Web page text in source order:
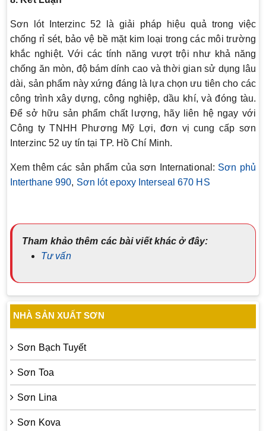
Sơn lót Interzinc 52 là giải pháp hiệu quả trong việc
chống rỉ sét, bảo vệ bề mặt kim loại trong các môi trường
khắc nghiệt. Với các tính năng vượt trội như khả năng
chống ăn mòn, độ bám dính cao và thời gian sử dụng lâu
dài, sản phẩm này xứng đáng là lựa chọn ưu tiên cho các
công trình xây dựng, công nghiệp, dầu khí, và đóng tàu.
Để sở hữu sản phẩm chất lượng, hãy liên hệ ngay với
Công ty TNHH Phương Mỹ Lợi, đơn vị cung cấp sơn
Interzinc 52 uy tín tại TP. Hồ Chí Minh.
Xem thêm các sản phẩm của sơn International: Sơn phủ
Interthane 990, Sơn lót epoxy Interseal 670 HS
Tham khảo thêm các bài viết khác ở đây:
Tư vấn
NHÀ SẢN XUẤT SƠN
Sơn Bạch Tuyết
Sơn Toa
Sơn Lina
Sơn Kova